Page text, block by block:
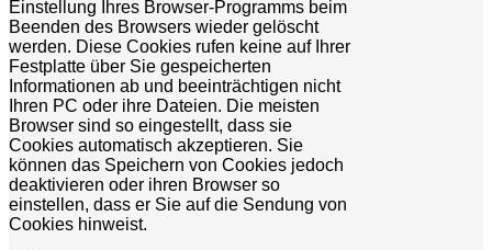
Einstellung Ihres Browser-Programms beim
Beenden des Browsers wieder gelöscht
werden. Diese Cookies rufen keine auf Ihrer
Festplatte über Sie gespeicherten
Informationen ab und beeinträchtigen nicht
Ihren PC oder ihre Dateien. Die meisten
Browser sind so eingestellt, dass sie
Cookies automatisch akzeptieren. Sie
können das Speichern von Cookies jedoch
deaktivieren oder ihren Browser so
einstellen, dass er Sie auf die Sendung von
Cookies hinweist.